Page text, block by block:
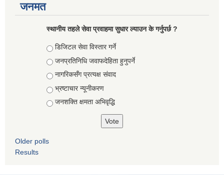
जनमत
स्थानीय तहले सेवा प्रवाहमा सुधार ल्याउन के गर्नुपर्छ ?
Choices
डिजिटल सेवा विस्तार गर्ने
जनप्रतिनिधि जवाफदेहिता हुनुपर्ने
नागरिकसँग प्रत्यक्ष संवाद
भ्रष्टाचार न्यूनीकरण
जनशक्ति क्षमता अभिवृद्धि
Older polls
Results